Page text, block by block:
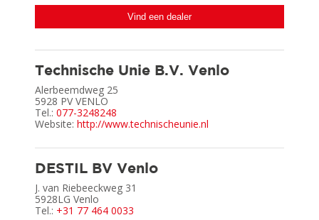
Vind een dealer
Technische Unie B.V. Venlo
Alerbeemdweg 25
5928 PVVENLO
Tel.: 077-3248248
Website: http://www.technischeunie.nl
DESTIL BV Venlo
J. van Riebeeckweg 31
5928LG Venlo
Tel.: +31 77 464 0033